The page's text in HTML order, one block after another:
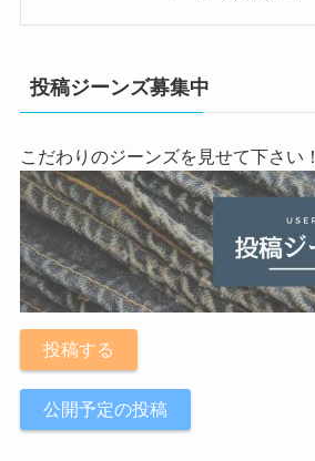
投稿ジーンズ募集中
こだわりのジーンズを見せて下さい！
投稿する
公開予定の投稿